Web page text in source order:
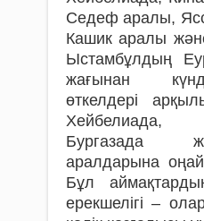
Седеф аралы,
Кашик аралы
Ыстамбұлдың
жағынан
өткелдері
Бургазада
аралдарына
Бұл
ерекшелігі –